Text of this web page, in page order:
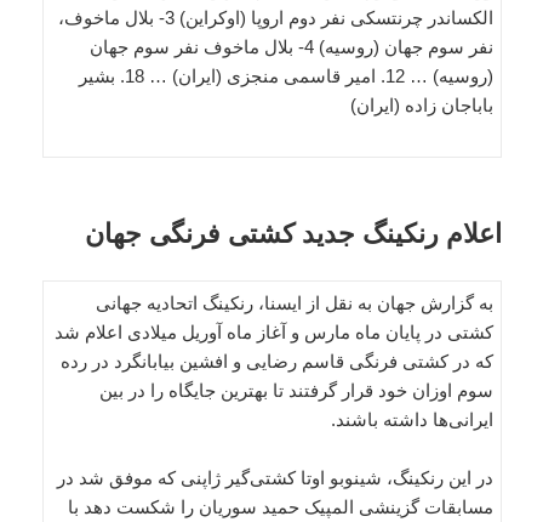
الکساندر چرنتسکی نفر دوم اروپا (اوکراین) 3- بلال ماخوف،
نفر سوم جهان (روسیه) 4- بلال ماخوف نفر سوم جهان
(روسیه) … 12. امیر قاسمی منجزی (ایران) … 18. بشیر
باباجان زاده (ایران)
اعلام رنکینگ جدید کشتی فرنگی جهان
به گزارش جهان به نقل از ایسنا، رنکینگ اتحادیه جهانی
کشتی در پایان ماه مارس و آغاز ماه آوریل میلادی اعلام شد
که در کشتی فرنگی قاسم رضایی و افشین بیابانگرد در رده
سوم اوزان خود قرار گرفتند تا بهترین جایگاه را در بین
ایرانی‌ها داشته باشند.
در این رنکینگ، شینوبو اوتا کشتی‌گیر ژاپنی که موفق شد در
مسابقات گزینشی المپیک حمید سوریان را شکست دهد با